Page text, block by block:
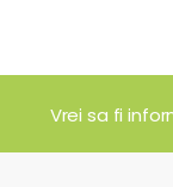
Vrei sa fi